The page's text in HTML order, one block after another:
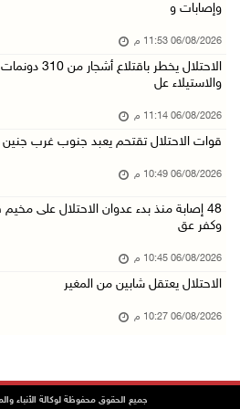
الاحتلال يوسع حملات الدهم والاعتقال
06/آب/2026 08:06 م
الرئيس المصري وملك البحرين
رابطة العالم الإسلامي تدين تواصل
اليونيسف: استشهاد 300 طفل منذ وقف إطلاق النار ...
إصابتان بالرصاص والاعتداء خلال اقتحام
وإصابات و
06/08/2026 11:53 م
الاحتلال يخطر باقتلاع أشجار من 310 دونمات
والاستيلاء عل
06/08/2026 11:14 م
قوات الاحتلال تقتحم يعبد جنوب غرب جنين
06/08/2026 10:49 م
48 إصابة منذ بدء عدوان الاحتلال على مخيم
وكفر عق
06/08/2026 10:45 م
الاحتلال يعتقل شابين من المغير
06/08/2026 10:27 م
جميع الحقوق محفوظة لوكالة الأنباء